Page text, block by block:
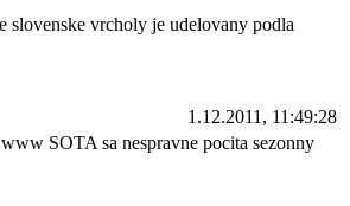
slovenske vrcholy je udelovany podla
1.12.2011, 11:49:28
SOTA sa nespravne pocita sezonny